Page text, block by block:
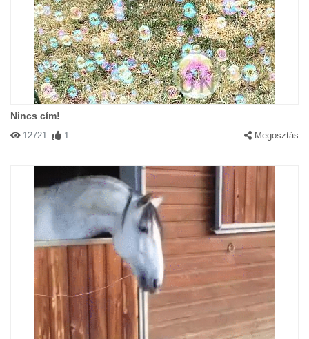
Nincs cím!
12721 1 Megosztás